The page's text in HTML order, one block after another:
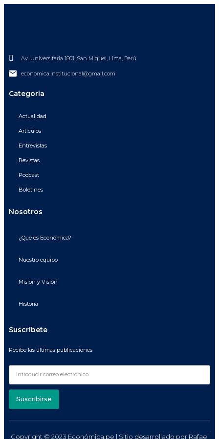
Av. Universitaria 1801, San Miguel, Lima, Perú
economica.institucional@gmail.com
Categoría
Actualidad
Artículos
Entrevistas
Revistas
Podcast
Boletines
Nosotros
¿Qué es Económica?
Nuestro equipo
Misión y Visión
Historia
Suscríbete
Recibe las últimas publicaciones
Suscribirse
Copyright © 2023 Económica.pe | Sitio desarrollado por Rafael